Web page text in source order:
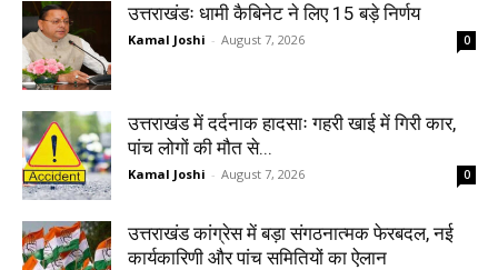
उत्तराखंडः धामी कैबिनेट ने लिए 15 बड़े निर्णय
Kamal Joshi - August 7, 2026 0
उत्तराखंड में दर्दनाक हादसाः गहरी खाई में गिरी कार,
पांच लोगों की मौत से...
Kamal Joshi - August 7, 2026 0
उत्तराखंड कांग्रेस में बड़ा संगठनात्मक फेरबदल, नई
कार्यकारिणी और पांच समितियों का ऐलान